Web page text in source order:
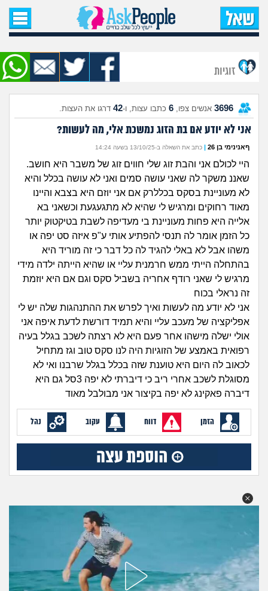
עמוד הבית
שאל שאלה
שאלות חדשות
שאלות שעוררו עניין
עצות חדשות
מה קורה כאן?
מתחם הטיפים
מדורים
זוגיות
הורות ומשפחה
מתבגרים
מהבקו"ם... ועד מתי?!
לימודים וסטודנטים
עבודה וקריירה
בית, שכנים ושותפים
מה שעובר עליי
שומרים על הגוף
חיפוש שאלות
התחברות
זוגיות
3696 אנשים צפו, 6 כתבו עצות, ו-42 דרגו את העצות.
אני לא יודע אם בת הזוג נמשכת אלי, מה לעשות?
ףאנינימי בן 26 | כתב את השאלה ב-13/10/25 בשעה 14:24
היי לכולם אני והבת זוג שלי חווים זוג של משבר היא חושב.
שאננ משקר לה שאני עושה סמים ואני לא עושה בכלל והיא
לא מעוניינת בסקס בכללרק אם אני יוזם היא בצבא והיינו
מאוד רחוקים ומרגיש לי שהיא לא מתגעגעת וכשאני בא
אלייה היא פחות מעוניינת בי מעדיפה לשבת בטיקטוק יותר
כל הזמן אומר לה תנסי להפתיע אותי ע"פ איזה סט יפה או
משהו אבל לא באלי להגיד לה כל דבר כי זה מוריד היא
בהתחלה הייתי ממש חרמנית עליי או שהיא הייתה ילדה מידי
מרגיש לי שאני רודף אחריה בשביל סקס וגם אם היא יוזמת
זה נראלי בכוח
אני לא יודע מה לעשות ואיך לפרש את ההתנהגות שלה יש לי
אפליקציה של מעכב עליי והיא תמיד דורשת לדעת איפה אני
אולי ישלה מישהו אחר פעם היא לא רצתה לשכב בגלל בעיה
רפואית באמצע של הזוגיות היה לנו סקס טוב וגז מתחיל
לכאוב לה היום היא טוענת שזה בכלל בגלל שרבנו ואי לא
מסוגלת לשכב אחרי ריב כי דיברתי לא יפה 3סל גם היא
דיברה פאקינג לא יפה בקיצור אני מבולבל מאוד
הזמן דווח עקוב נהל